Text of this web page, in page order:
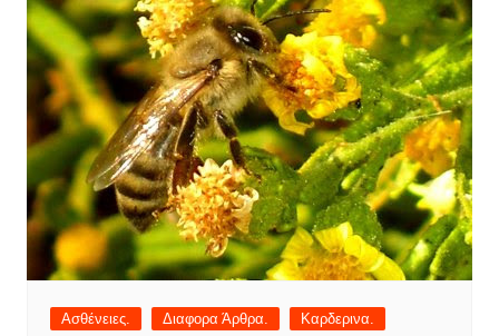
Ασθένειες. Διαφορα Άρθρα.
Καρδερινα.